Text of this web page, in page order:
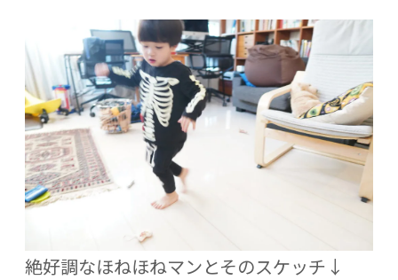
絶好調なほねほねマンとそのスケッチ↓